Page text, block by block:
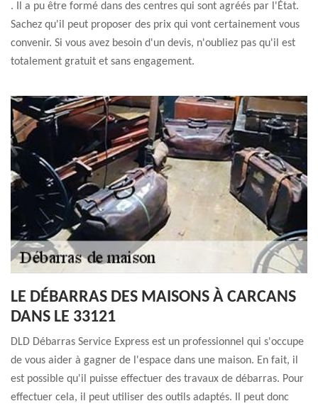
. Il a pu être formé dans des centres qui sont agréés par l'État.
Sachez qu'il peut proposer des prix qui vont certainement vous
convenir. Si vous avez besoin d'un devis, n'oubliez pas qu'il est
totalement gratuit et sans engagement.
LE DÉBARRAS DES MAISONS À CARCANS
DANS LE 33121
DLD Débarras Service Express est un professionnel qui s'occupe
de vous aider à gagner de l'espace dans une maison. En fait, il
est possible qu'il puisse effectuer des travaux de débarras. Pour
effectuer cela, il peut utiliser des outils adaptés. Il peut donc